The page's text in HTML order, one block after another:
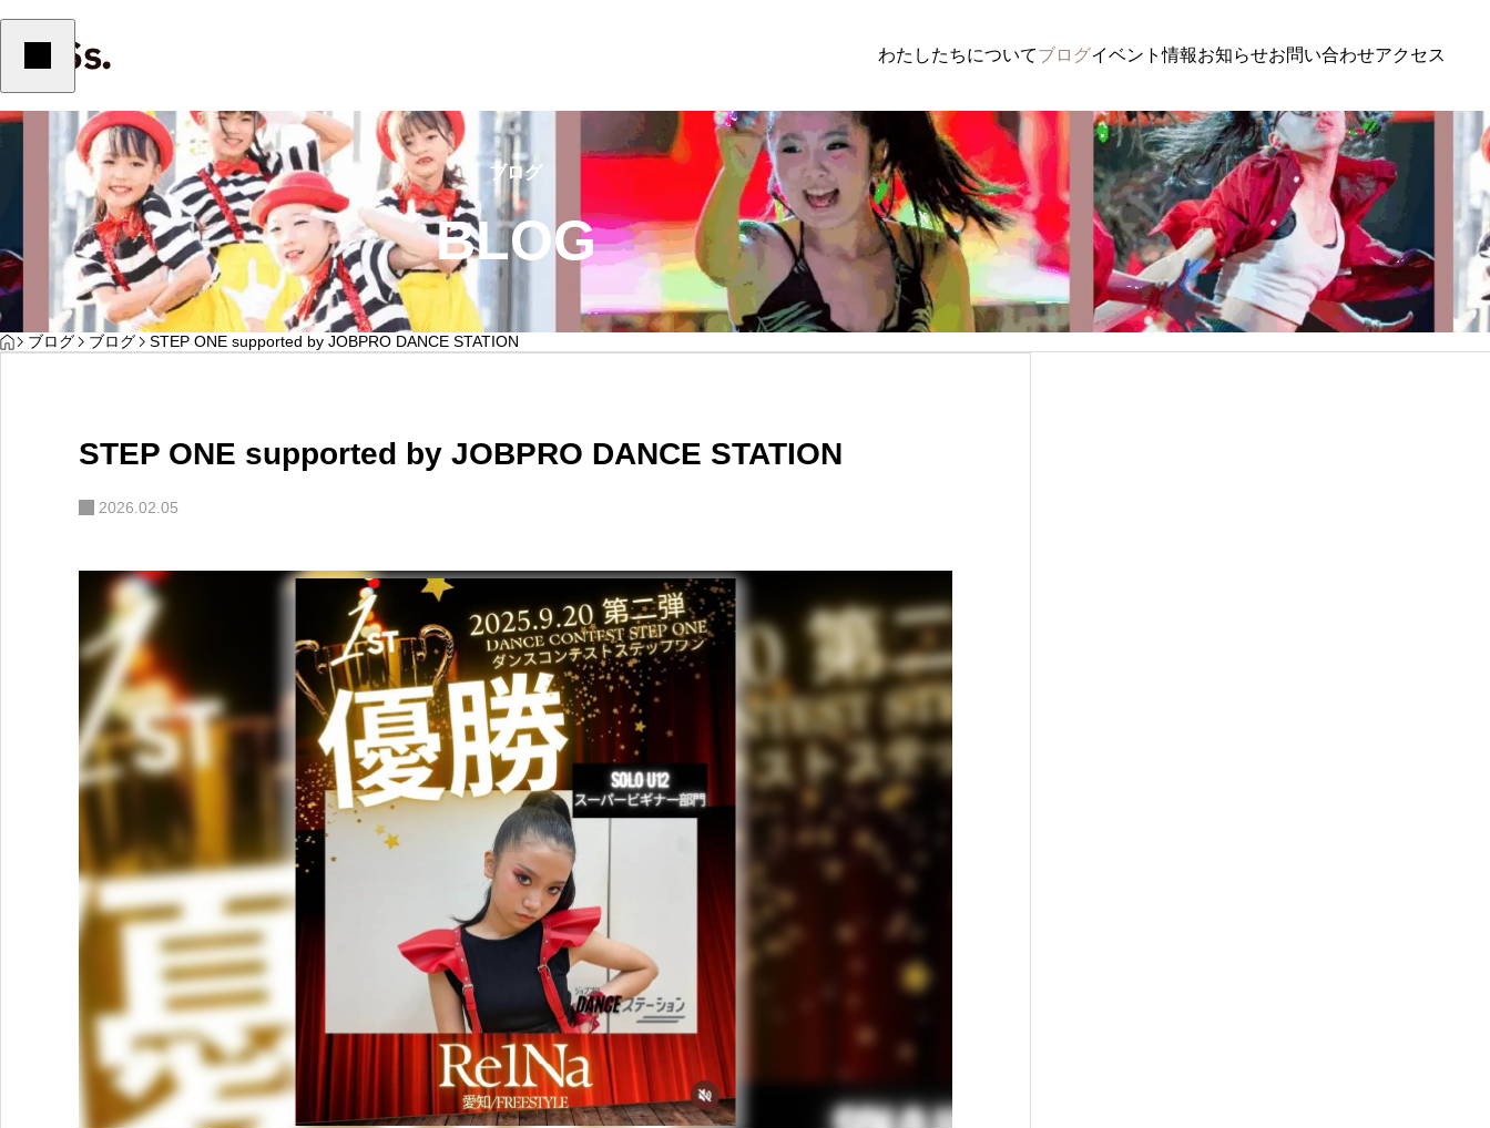
わたしたちについてブログイベント情報お知らせお問い合わせアクセス
ブログ
IWAKURA DANCE FES
ブログ
TORI FES 2025
ブログ
SOULM8
ブログ
DREAM LIVE DANCE CONTEST Vol3 DREAM
初めての方へ 大会成績や活動について
ブログ
BLOG
HOME
ブログ ブログ STEP ONE supported by JOBPRO DANCE STATION
STEP ONE supported by JOBPRO DANCE STATION
2026.02.05